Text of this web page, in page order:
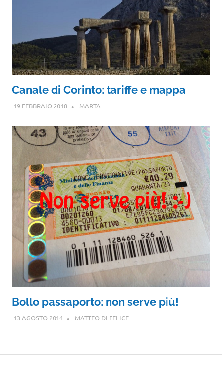
Canale di Corinto: tariffe e mappa
19 FEBBRAIO 2018 MARTA
Bollo passaporto: non serve più!
13 AGOSTO 2014 MATTEO DI FELICE